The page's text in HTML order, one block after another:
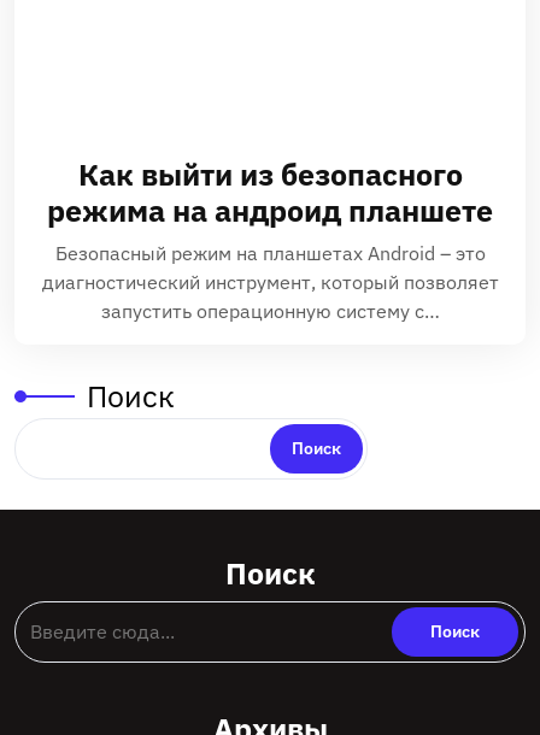
Как выйти из безопасного
режима на андроид планшете
Безопасный режим на планшетах Android – это
диагностический инструмент, который позволяет
запустить операционную систему с…
Поиск
Поиск
Поиск